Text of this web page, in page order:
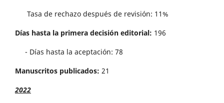
Tasa de rechazo después de revisión: 11%
Días hasta la primera decisión editorial: 196
- Días hasta la aceptación: 78
Manuscritos publicados: 21
2022